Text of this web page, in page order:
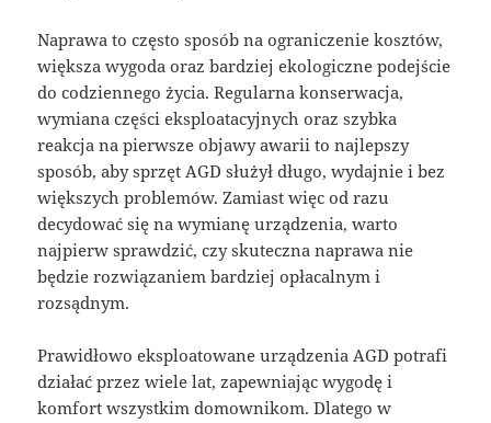
Naprawa to często sposób na ograniczenie kosztów,
większa wygoda oraz bardziej ekologiczne podejście
do codziennego życia. Regularna konserwacja,
wymiana części eksploatacyjnych oraz szybka
reakcja na pierwsze objawy awarii to najlepszy
sposób, aby sprzęt AGD służył długo, wydajnie i bez
większych problemów. Zamiast więc od razu
decydować się na wymianę urządzenia, warto
najpierw sprawdzić, czy skuteczna naprawa nie
będzie rozwiązaniem bardziej opłacalnym i
rozsądnym.
Prawidłowo eksploatowane urządzenia AGD potrafi
działać przez wiele lat, zapewniając wygodę i
komfort wszystkim domownikom. Dlatego w